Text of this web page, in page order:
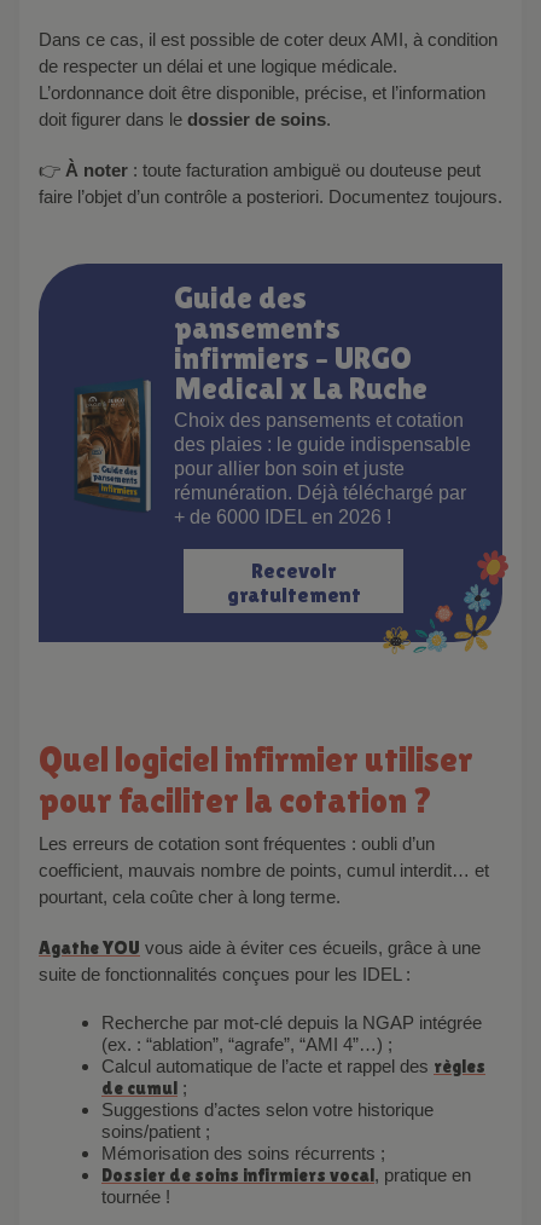
Dans ce cas, il est possible de coter deux AMI, à condition
de respecter un délai et une logique médicale.
L’ordonnance doit être disponible, précise, et l’information
doit figurer dans le dossier de soins.
À noter : toute facturation ambiguë ou douteuse peut
faire l’objet d’un contrôle a posteriori. Documentez toujours.
Guide des
pansements
infirmiers – URGO
Medical x La Ruche
Choix des pansements et cotation
des plaies : le guide indispensable
pour allier bon soin et juste
rémunération. Déjà téléchargé par
+ de 6000 IDEL en 2026 !
Recevoir
gratuitement
Quel logiciel infirmier utiliser
pour faciliter la cotation ?
Les erreurs de cotation sont fréquentes : oubli d’un
coefficient, mauvais nombre de points, cumul interdit… et
pourtant, cela coûte cher à long terme.
Agathe YOU vous aide à éviter ces écueils, grâce à une
suite de fonctionnalités conçues pour les IDEL :
Recherche par mot-clé depuis la NGAP intégrée
(ex. : “ablation”, “agrafe”, “AMI 4”…) ;
Calcul automatique de l’acte et rappel des règles
de cumul ;
Suggestions d’actes selon votre historique
soins/patient ;
Mémorisation des soins récurrents ;
Dossier de soins infirmiers vocal, pratique en
tournée !